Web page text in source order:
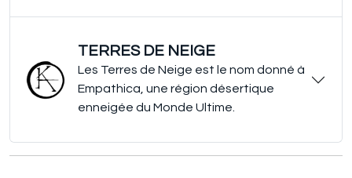
TERRES DE NEIGE
Les Terres de Neige est le nom donné à
Empathica, une région désertique
enneigée du Monde Ultime.